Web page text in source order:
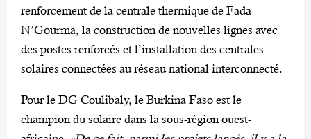
renforcement de la centrale thermique de Fada
N’Gourma, la construction de nouvelles lignes avec
des postes renforcés et l’installation des centrales
solaires connectées au réseau national interconnecté.
Pour le DG Coulibaly, le Burkina Faso est le
champion du solaire dans la sous-région ouest-